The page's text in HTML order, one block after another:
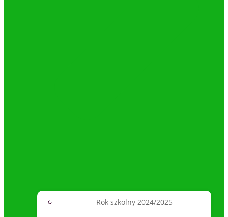
Rok szkolny 2024/2025